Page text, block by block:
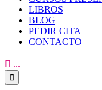
LIBROS
BLOG
PEDIR CITA
CONTACTO
 ...
